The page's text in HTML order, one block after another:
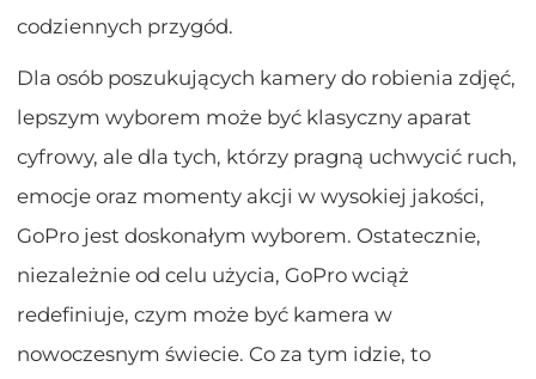
codziennych przygód.
Dla osób poszukujących kamery do robienia zdjęć,
lepszym wyborem może być klasyczny aparat
cyfrowy, ale dla tych, którzy pragną uchwycić ruch,
emocje oraz momenty akcji w wysokiej jakości,
GoPro jest doskonałym wyborem. Ostatecznie,
niezależnie od celu użycia, GoPro wciąż
redefiniuje, czym może być kamera w
nowoczesnym świecie. Co za tym idzie, to